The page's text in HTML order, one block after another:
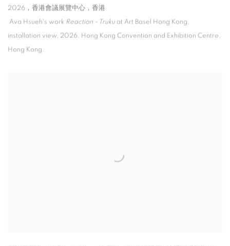
2026，香港會議展覽中心，香港
Ava Hsueh's work Reaction - Truku at Art Basel Hong Kong
installation view 2026 Hong Kong Convention and Exhibition Centre
Hong Kong.